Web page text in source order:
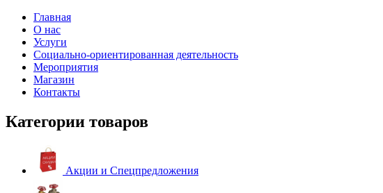
Главная
О нас
Услуги
Социально-ориентированная деятельность
Мероприятия
Магазин
Контакты
Категории товаров
Акции и Спецпредложения